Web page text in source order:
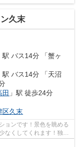
久末
駅 バス14分 「蟹ヶ
駅 バス14分 「天沼
田 」駅 徒歩24分
区久末
ョンです！景色を眺める
なくしてくれます！独創